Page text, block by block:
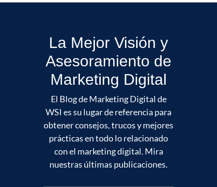
La Mejor Visión y
Asesoramiento de
Marketing Digital
El Blog de Marketing Digital de
WSI es su lugar de referencia para
obtener consejos, trucos y mejores
prácticas en todo lo relacionado
con el marketing digital. Mira
nuestras últimas publicaciones.